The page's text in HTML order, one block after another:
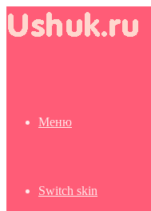
Меню
Switch skin